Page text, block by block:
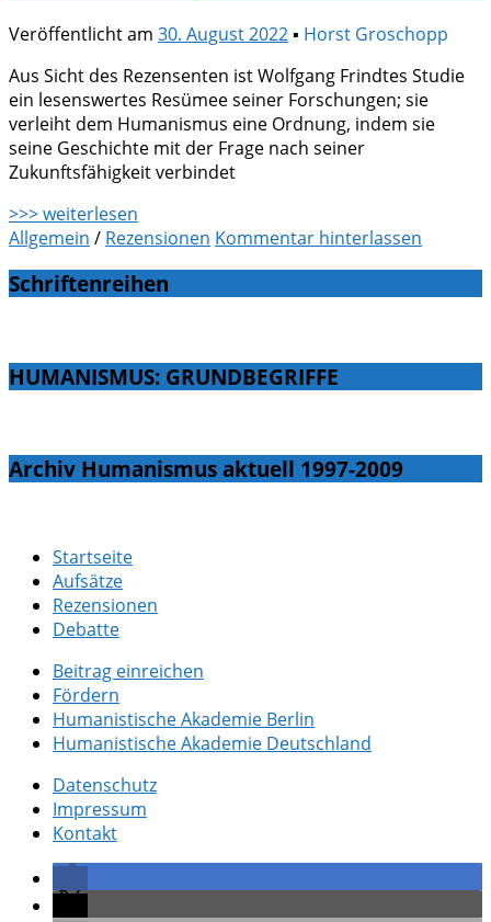
Veröffentlicht am 30. August 2022▪ Horst Groschopp
Aus Sicht des Rezensenten ist Wolfgang Frindtes Studie
ein lesenswertes Resümee seiner Forschungen; sie
verleiht dem Humanismus eine Ordnung, indem sie
seine Geschichte mit der Frage nach seiner
Zukunftsfähigkeit verbindet
>>> weiterlesen
Allgemein / Rezensionen Kommentar hinterlassen
Schriftenreihen
HUMANISMUS: GRUNDBEGRIFFE
Archiv Humanismus aktuell 1997-2009
Startseite
Aufsätze
Rezensionen
Debatte
Beitrag einreichen
Fördern
Humanistische Akademie Berlin
Humanistische Akademie Deutschland
Datenschutz
Impressum
Kontakt